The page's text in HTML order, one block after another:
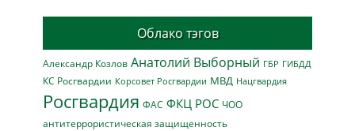
Облако тэгов
Александр Козлов Анатолий Выборный ГБР ГИБДД
КС Росгвардии Корсовет Росгвардии МВД Нацгвардия
Росгвардия ФАС ФКЦ РОС ЧОО
антитеррористическая защищенность